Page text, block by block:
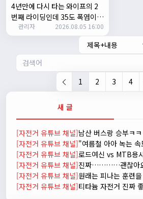
새 글
[자전거 유튜브 채널]남산 버스랑 승부ㅋㅋ
[자전거 유튜브 채널]
[자전거 유튜브 채널]로드여신 vs MTB용
[자전거 유튜브 채널]
[자전거 유튜브 채널]
[자전거 유튜브 채널]
시즌온이랑 안라가 몬가요?
진우01:50:08
시즌온은 시즌이 시작됬다는거고 안라는
자출조아
2/20/2025
시즌이 곧 다가오네요 ^^ 모두 안전한 라
다
2/22/2025
자출조아18:44:23
넵!! 잔차나라도 시즌온과 함께 바쁜 하
3/1/2025
자출조아08:54:33
수도권은 3.1절 연휴 비소식...ㅠ ㅠ
4년만에 다시 타는 와이프의 2
번째 라이딩인데 35도 폭염이라
고? 과연 30키로를 쫒아올수 있
을까?
관리자 2026.08.05 16:00
1
2 3 4